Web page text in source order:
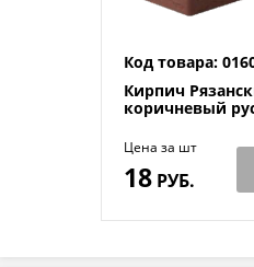
Код товара:
Кирпич
коричневый
Цена за шт
18РУБ.